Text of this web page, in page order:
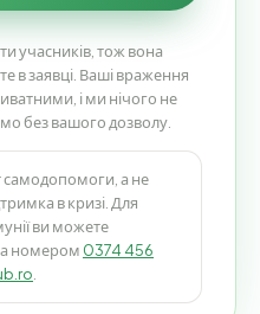
учасників, тож вона
в заявці. Ваші враження
і ми нічого не
без вашого дозволу.
самодопомоги, а не
в кризі. Для
ви можете
номером 0374 456
.